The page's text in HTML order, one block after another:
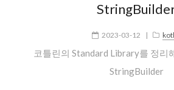
2023-03-12 |
코틀린의 Standard Library를 정리
StringBuilder